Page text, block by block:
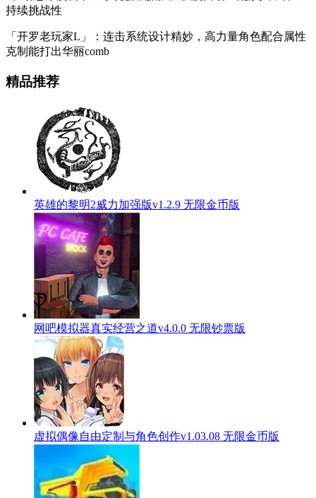
持续挑战性
「开罗老玩家L」：连击系统设计精妙，高力量角色配合属性
克制能打出华丽comb
精品推荐
英雄的黎明2威力加强版v1.2.9 无限金币版
网吧模拟器真实经营之道v4.0.0 无限钞票版
虚拟偶像自由定制与角色创作v1.03.08 无限金币版